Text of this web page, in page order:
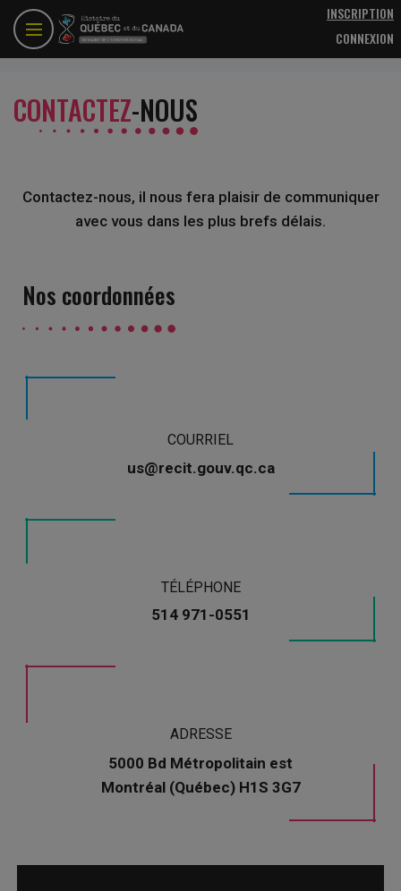
Aller au contenu principal
INSCRIPTION
CONNEXION
CONTACTEZ-NOUS
Contactez-nous, il nous fera plaisir de communiquer
avec vous dans les plus brefs délais.
Nos coordonnées
COURRIEL
us@recit.gouv.qc.ca
TÉLÉPHONE
514 971-0551
ADRESSE
5000 Bd Métropolitain est
Montréal (Québec) H1S 3G7